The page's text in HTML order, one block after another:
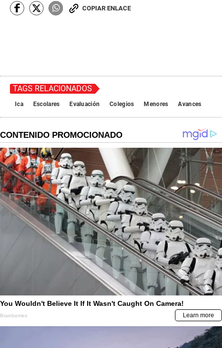
COPIAR ENLACE
TAGS RELACIONADOS
Ica Escolares Evaluación Colegios Menores Avances